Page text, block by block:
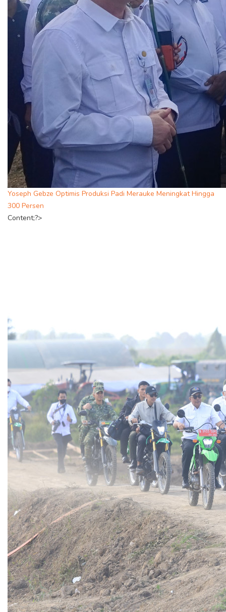
Yoseph Gebze Optimis Produksi Padi Merauke Meningkat Hingga
300 Persen
Content;?>